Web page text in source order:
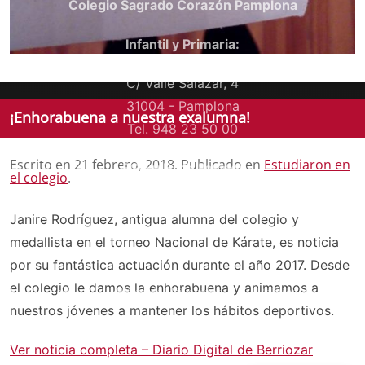
¡Enhorabuena a nuestra exalumna!
Escrito en 21 febrero, 2018. Publicado en Estudiaron en
el colegio.
Janire Rodríguez, antigua alumna del colegio y
medallista en el torneo Nacional de Kárate, es noticia
por su fantástica actuación durante el año 2017. Desde
el colegio le damos la enhorabuena y animamos a
nuestros jóvenes a mantener los hábitos deportivos.
Ver noticia completa – Diario Digital de Berriozar
Colegio Sagrado Corazón Pamplona
Infantil y Primaria:
C/ Valle Salazar, 4
31004 - Pamplona
Tel. 948 23 50 00
ESO y Bachillerato:
31004 - Pamplona
Tel. 948 24 77 58
Aviso Legal Política de Privacidad
Política de cookies